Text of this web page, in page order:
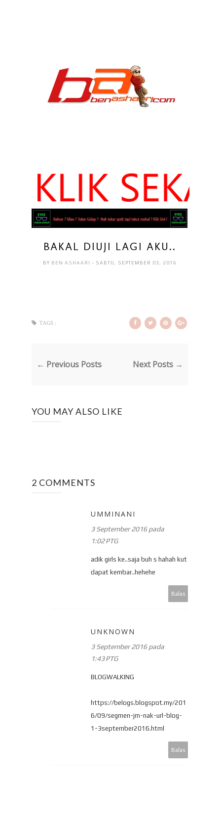
BAKAL DIUJI LAGI AKU..
BY BEN ASHAARI - SABTU, SEPTEMBER 03, 2016
TAGS :
← Previous Posts Next Posts →
YOU MAY ALSO LIKE
2 COMMENTS
UMMINANI
3 September 2016 pada
1:02 PTG
adik girls ke..saja buh s hahah kut
dapat kembar..hehehe
Balas
UNKNOWN
3 September 2016 pada
1:43 PTG
BLOGWALKING
https://belogs.blogspot.my/201
6/09/segmen-jm-nak-url-blog-
1-3september2016.html
Balas